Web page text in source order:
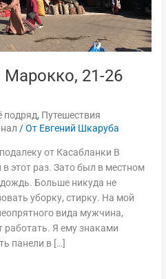
21-26
подряд, Путешествия
/ От Евгений Шкаруба
от Касабланки В
этот раз. Зато был в местном
Больше никуда не
уборку, стирку. На мой
вида мужчина,
Я ему знаками
панели в […]